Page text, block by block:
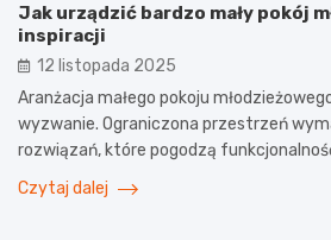
Jak urządzić bardzo mały pokój
inspiracji
12 listopada 2025
Aranżacja małego pokoju
wyzwanie. Ograniczona przestrzeń
rozwiązań, które pogodzą
Czytaj dalej